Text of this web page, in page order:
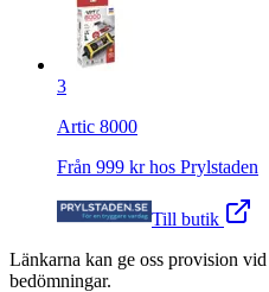
3
Artic 8000
Från 999 kr hos Prylstaden
Till butik
Länkarna kan ge oss provision
bedömningar.